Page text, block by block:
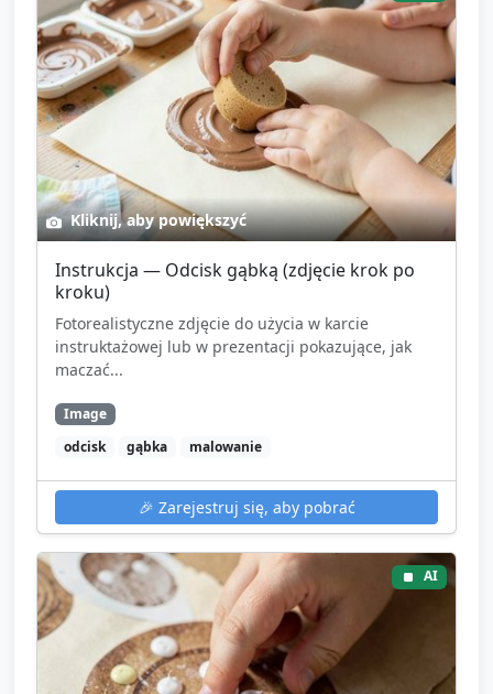
Kliknij, aby powiększyć
Instrukcja — Odcisk gąbką (zdjęcie krok po
kroku)
Fotorealistyczne zdjęcie do użycia w karcie
instruktażowej lub w prezentacji pokazujące, jak
maczać...
Image
odcisk
gąbka malowanie
🎉 Zarejestruj się, aby pobrać
AI